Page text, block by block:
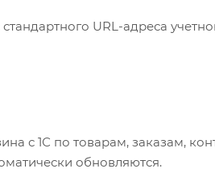
URL-адреса
с 1С по товарам, заказам,
обновляются.